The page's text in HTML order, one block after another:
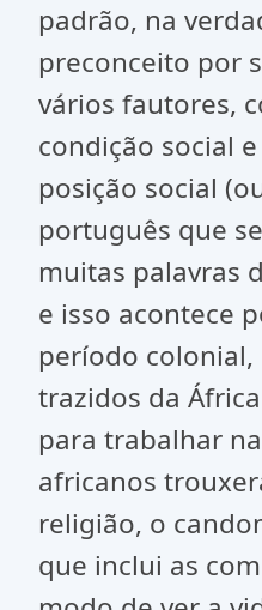
padrão, na
preconceito por
vários fautores,
condição social
posição social
português que
muitas palavras
e isso acontece
período
trazidos da
para trabalhar
africanos
religião, o
que inclui as